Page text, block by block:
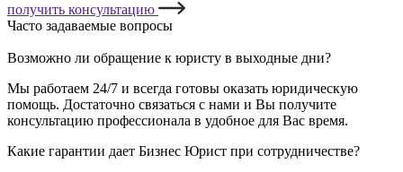
получить консультацию
Часто задаваемые вопросы
Возможно ли обращение к юристу в выходные дни?
Мы работаем 24/7 и всегда готовы оказать юридическую
помощь. Достаточно связаться с нами и Вы получите
консультацию профессионала в удобное для Вас время.
Какие гарантии дает Бизнес Юрист при сотрудничестве?